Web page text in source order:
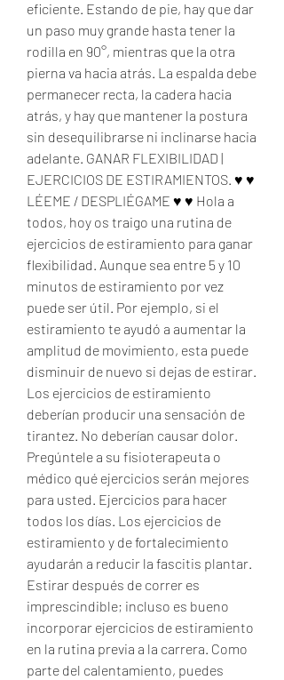
eficiente. Estando de pie, hay que dar
un paso muy grande hasta tener la
rodilla en 90°, mientras que la otra
pierna va hacia atrás. La espalda debe
permanecer recta, la cadera hacia
atrás, y hay que mantener la postura
sin desequilibrarse ni inclinarse hacia
adelante. GANAR FLEXIBILIDAD |
EJERCICIOS DE ESTIRAMIENTOS. ♥ ♥
LÉEME / DESPLIÉGAME ♥ ♥ Hola a
todos, hoy os traigo una rutina de
ejercicios de estiramiento para ganar
flexibilidad. Aunque sea entre 5 y 10
minutos de estiramiento por vez
puede ser útil. Por ejemplo, si el
estiramiento te ayudó a aumentar la
amplitud de movimiento, esta puede
disminuir de nuevo si dejas de estirar.
Los ejercicios de estiramiento
deberían producir una sensación de
tirantez. No deberían causar dolor.
Pregúntele a su fisioterapeuta o
médico qué ejercicios serán mejores
para usted. Ejercicios para hacer
todos los días. Los ejercicios de
estiramiento y de fortalecimiento
ayudarán a reducir la fascitis plantar.
Estirar después de correr es
imprescindible; incluso es bueno
incorporar ejercicios de estiramiento
en la rutina previa a la carrera. Como
parte del calentamiento, puedes